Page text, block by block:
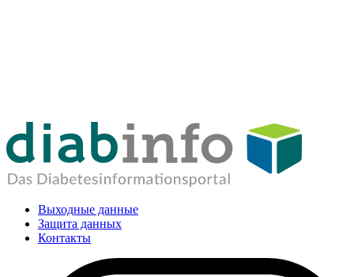
Выходные данные
Защита данных
Контакты